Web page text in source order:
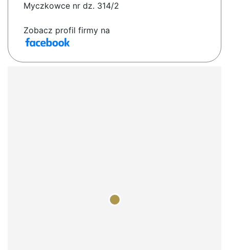
Myczkowce nr dz. 314/2
Zobacz profil firmy na